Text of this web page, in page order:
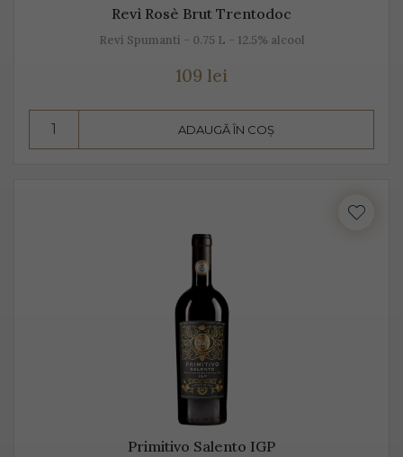
Revì Rosè Brut Trentodoc
Revi Spumanti - 0.75 L - 12.5% alcool
109 lei
ADAUGĂ ÎN COȘ
Primitivo Salento IGP